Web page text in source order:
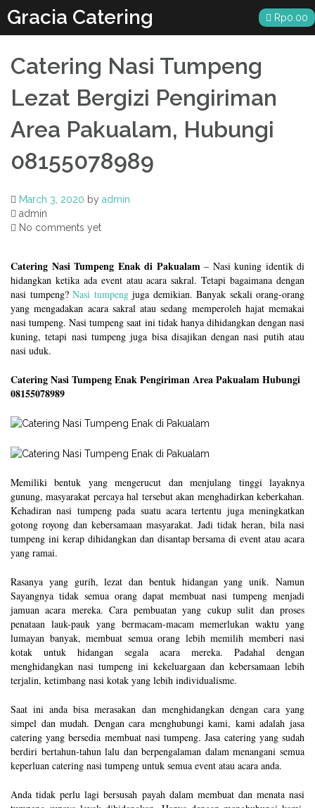
to
content
Gracia Catering Rp0.00
Catering Nasi Tumpeng
Lezat Bergizi Pengiriman
Area Pakualam, Hubungi
08155078989
March 3, 2020 by admin
admin
No comments yet
Catering Nasi Tumpeng Enak di Pakualam– Nasi kuning identik di
hidangkan ketika ada event atau acara sakral. Tetapi bagaimana dengan
nasi tumpeng? Nasi tumpengjuga demikian. Banyak sekali orang-orang
yang mengadakan acara sakral atau sedang memperoleh hajat memakai
nasi tumpeng. Nasi tumpeng saat ini tidak hanya dihidangkan dengan nasi
kuning, tetapi nasi tumpeng juga bisa disajikan dengan nasi putih atau
nasi uduk.
Catering Nasi Tumpeng Enak Pengiriman Area Pakualam Hubungi
08155078989
Memiliki bentuk yang mengerucut dan menjulang tinggi layaknya
gunung, masyarakat percaya hal tersebut akan menghadirkan keberkahan.
Kehadiran nasi tumpeng pada suatu acara tertentu juga meningkatkan
gotong royong dan kebersamaan masyarakat. Jadi tidak heran, bila nasi
tumpeng ini kerap dihidangkan dan disantap bersama di event atau acara
yang ramai.
Rasanya yang gurih, lezat dan bentuk hidangan yang unik. Namun
Sayangnya tidak semua orang dapat membuat nasi tumpeng menjadi
jamuan acara mereka. Cara pembuatan yang cukup sulit dan proses
penataan lauk-pauk yang bermacam-macam memerlukan waktu yang
lumayan banyak, membuat semua orang lebih memilih memberi nasi
kotak untuk hidangan segala acara mereka. Padahal dengan
menghidangkan nasi tumpeng ini kekeluargaan dan kebersamaan lebih
terjalin, ketimbang nasi kotak yang lebih individualisme.
Saat ini anda bisa merasakan dan menghidangkan dengan cara yang
simpel dan mudah. Dengan cara menghubungi kami, kami adalah jasa
catering yang bersedia membuat nasi tumpeng. Jasa catering yang sudah
berdiri bertahun-tahun lalu dan berpengalaman dalam menangani semua
keperluan catering nasi tumpeng untuk semua event atau acara anda.
Anda tidak perlu lagi bersusah payah dalam membuat dan menata nasi